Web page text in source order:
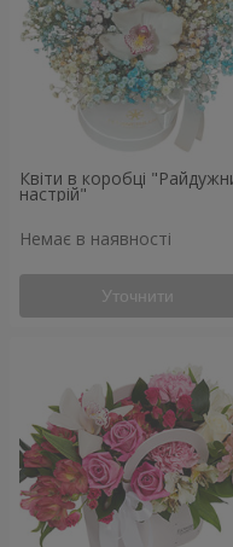
Квіти в коробці
настрій"
Немає в наявності
Уточнити